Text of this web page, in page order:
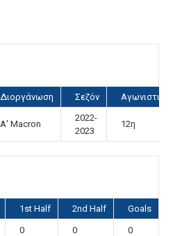
Διοργάνωση Σεζόν Αγωνιστική
Α' Macron
2022-
2023
12η
1st Half 2nd Half Goals
0 0 0